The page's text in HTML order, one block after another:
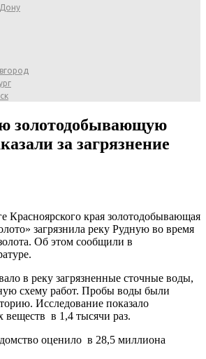
золотодобывающую
за загрязнение
Красноярского края золотодобывающая
загрязнила реку Рудную во время
Об этом сообщили в
в реку загрязненные сточные воды,
схему работ. Пробы воды были
Исследование показало
в 1,4 тысячи раз.
оценило в 28,5 миллиона